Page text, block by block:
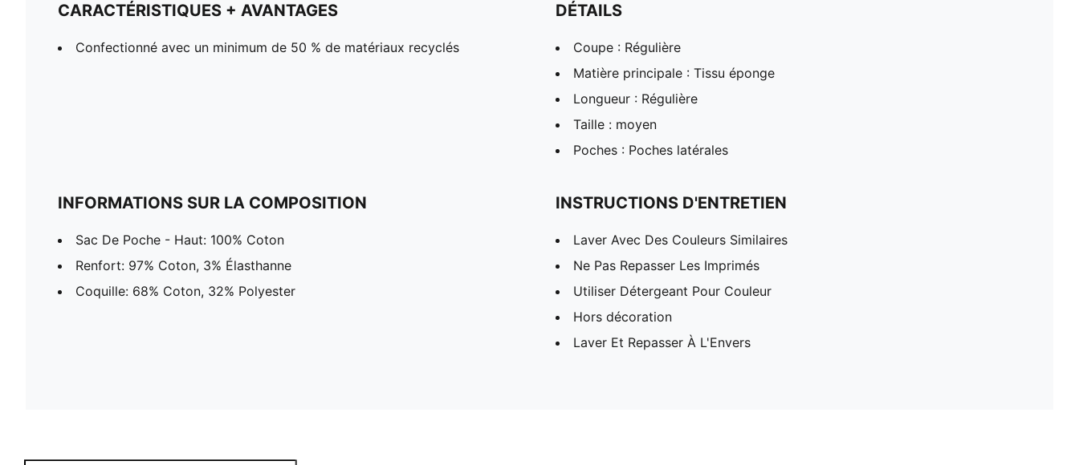
CARACTÉRISTIQUES + AVANTAGES
Confectionné avec un minimum de 50 % de matériaux recyclés
DÉTAILS
Coupe : Régulière
Matière principale : Tissu éponge
Longueur : Régulière
Taille : moyen
Poches : Poches latérales
INFORMATIONS SUR LA COMPOSITION
Sac De Poche - Haut: 100% Coton
Renfort: 97% Coton, 3% Élasthanne
Coquille: 68% Coton, 32% Polyester
INSTRUCTIONS D'ENTRETIEN
Laver Avec Des Couleurs Similaires
Ne Pas Repasser Les Imprimés
Utiliser Détergeant Pour Couleur
Hors décoration
Laver Et Repasser À L'Envers